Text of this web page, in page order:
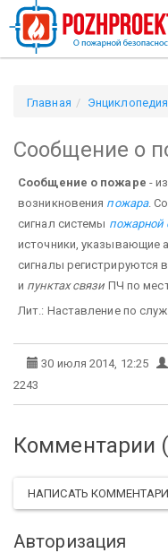
Главная Энциклопедия
Сообщение о
Сообщение о пожаре -
возникновения пожара.
сигнал системы пожарной
источники, указывающие
сигналы регистрируются
и пунктах связи ПЧ по
Лит.: Наставление по
30 июля 2014, 12:25
2243
Комментарии
НАПИСАТЬ
Авторизация